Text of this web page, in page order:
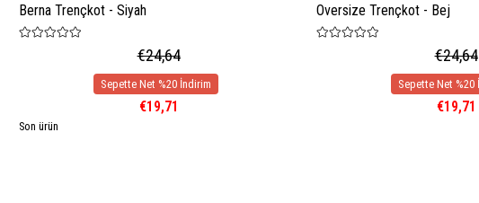
Berna Trençkot - Siyah
€24,64
€19,71
Son ürün
Oversize Trençkot - Bej
€24,64
€19,71